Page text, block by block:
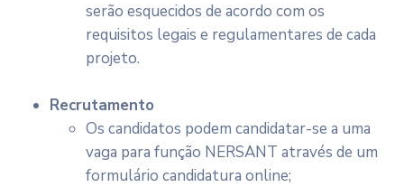
serão esquecidos de acordo com os
requisitos legais e regulamentares de cada
projeto.
Recrutamento
Os candidatos podem candidatar-se a uma
vaga para função NERSANT através de um
formulário candidatura online;